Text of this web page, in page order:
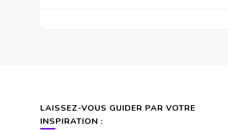
LAISSEZ-VOUS GUIDER PAR VOTRE
INSPIRATION :